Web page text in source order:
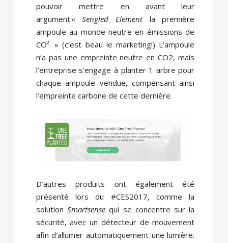
pouvoir mettre en avant leur
argument:« Sengled Element la première
ampoule au monde neutre en émissions de
CO². » (c’est beau le marketing!) L’ampoule
n’a pas une empreinte neutre en CO2, mais
l’entreprise s’engage à planter 1 arbre pour
chaque ampoule vendue, compensant ainsi
l’empreinte carbone de cette dernière.
D’autres produits ont également été
présenté lors du #CES2017, comme la
solution Smartsense qui se concentre sur la
sécurité, avec un détecteur de mouvement
afin d’allumer automatiquement une lumière.